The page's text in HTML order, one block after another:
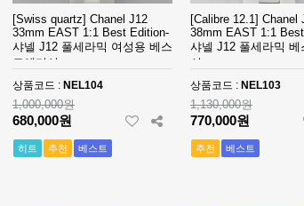
[Swiss quartz] Chanel J12
33mm EAST 1:1 Best Edition-
샤넬 J12 풀세라믹 여성용 베스
트에디션
상품코드 : NEL104
1,000,000원
680,000원
히트 추천 베스트
[Calibre 12.1] Chanel
38mm EAST 1:1
샤넬 J12 풀세라믹 베
션
상품코드 : NEL103
1,130,000원
770,000원
추천 베스트